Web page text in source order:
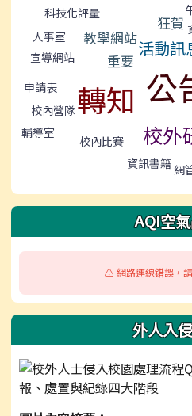
科技化評量
教學網站
狂賀
人事室
宣導網站
重要
活動訊
申請表 轉知 公
校內營隊
輔導室 校外
校內比賽
資訊書籍網
AQI空
⚠️ 網路連線錯誤，
外人入